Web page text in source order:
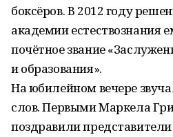
боксёров. В 2012 году
академии естествознания
почётное звание
и образования».
На юбилейном вечере
слов. Первыми Маркела
поздравили